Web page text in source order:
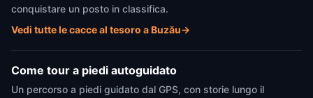
conquistare un posto in classifica.
Vedi tutte le cacce al tesoro a Buzău→
Come tour a piedi autoguidato
Un percorso a piedi guidato dal GPS, con storie lungo il